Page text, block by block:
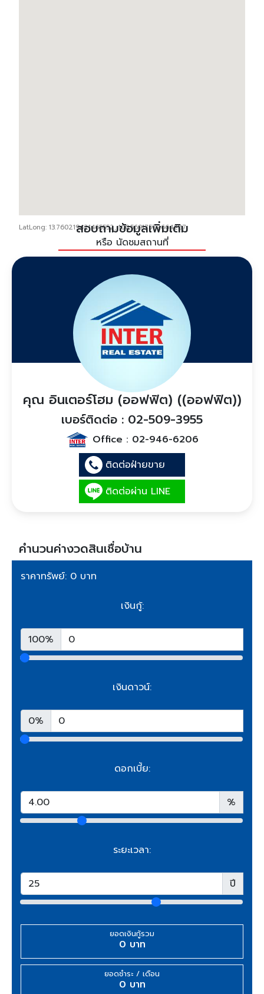
LatLong: 13.760219421465552, 100.56917572664287
สอบถามข้อมูลเพิ่มเติม
หรือ นัดชมสถานที่
คุณ อินเตอร์โฮม (ออฟฟิต) ((ออฟฟิต))
เบอร์ติดต่อ : 02-509-3955
Office : 02-946-6206
ติดต่อฝ่ายขาย
ติดต่อผ่าน LINE
คำนวนค่างวดสินเชื่อบ้าน
ราคาทรัพย์: 0 บาท
เงินกู้:
100%
เงินดาวน์:
0%
ดอกเบี้ย:
%
ระยะเวลา:
ปี
ยอดเงินกู้รวม
0 บาท
ยอดชำระ / เดือน
0 บาท